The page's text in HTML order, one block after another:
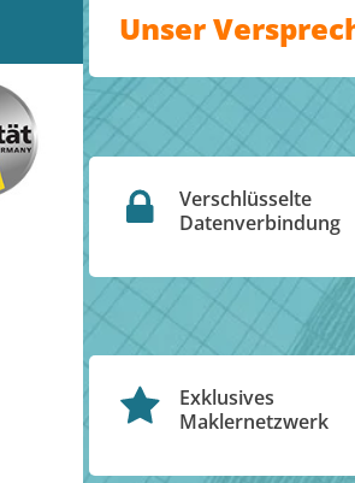
Unser
Verschlüsselte
Datenverbindung
Exklusives
Maklernetzwerk